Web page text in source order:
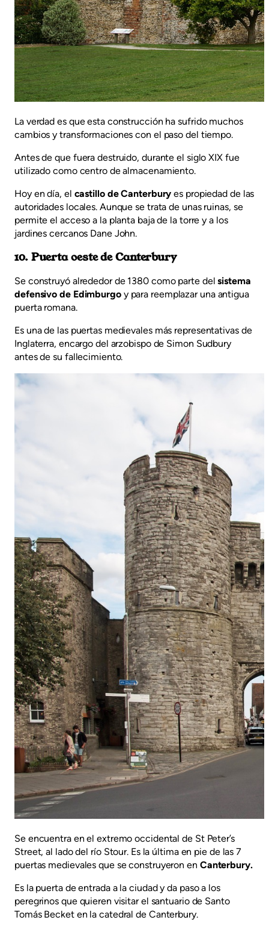
La verdad es que esta construcción ha sufrido muchos
cambios y transformaciones con el paso del tiempo.
Antes de que fuera destruido, durante el siglo XIX fue
utilizado como centro de almacenamiento.
Hoy en día, el castillo de Canterbury es propiedad de las
autoridades locales. Aunque se trata de unas ruinas, se
permite el acceso a la planta baja de la torre y a los
jardines cercanos Dane John.
10. Puerta oeste de Canterbury
Se construyó alrededor de 1380 como parte delsistema
defensivo de Edimburgoy para reemplazar una antigua
puerta romana.
Es una de las puertas medievales más representativas de
Inglaterra, encargo del arzobispo de Simon Sudbury
antes de su fallecimiento.
Se encuentra en el extremo occidental de St Peter’s
Street, al lado del río Stour. Es la última en pie de las 7
puertas medievales que se construyeron en Canterbury.
Es la puerta de entrada a la ciudad y da paso a los
peregrinos que quieren visitar el santuario de Santo
Tomás Becket en la catedral de Canterbury.